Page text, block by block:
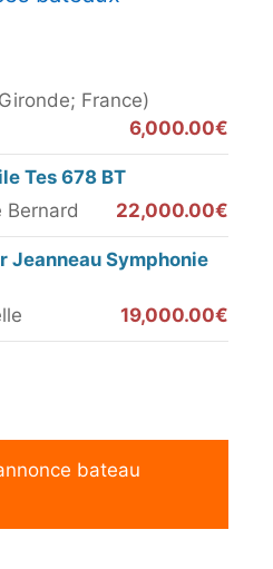
France)
6,000.00€
Tes 678 BT
Bernard
22,000.00€
Jeanneau Symphonie
19,000.00€
bateau